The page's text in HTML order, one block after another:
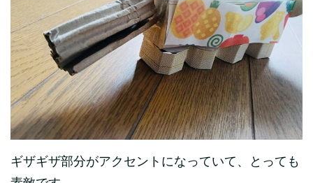
ギザギザ部分がアクセントになっていて、とっても